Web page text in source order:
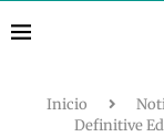
Inicio
Definitive